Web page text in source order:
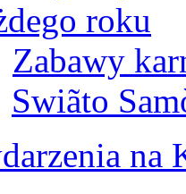
roku
Zabawy
Swiãto
na